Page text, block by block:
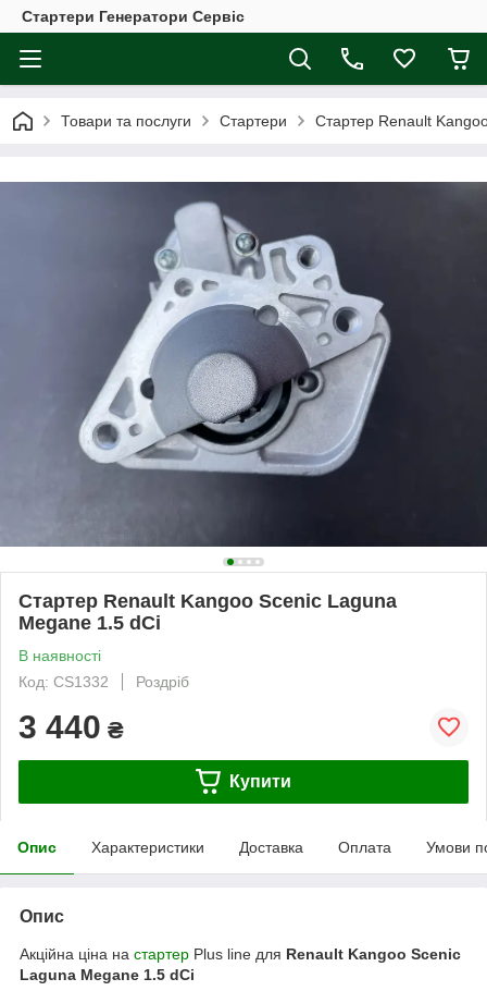
Стартери Генератори Сервіс
Товари та послуги Стартери Стартер Renault
Стартер Renault Kangoo Scenic Laguna
Megane 1.5 dCi
В наявності
Код: CS1332
Роздріб
3 440 ₴
Купити
Опис Характеристики Доставка Оплата Умови
Опис
Акційна ціна на стартер Plus line для Renault Kangoo Scenic
Laguna Megane 1.5 dCi